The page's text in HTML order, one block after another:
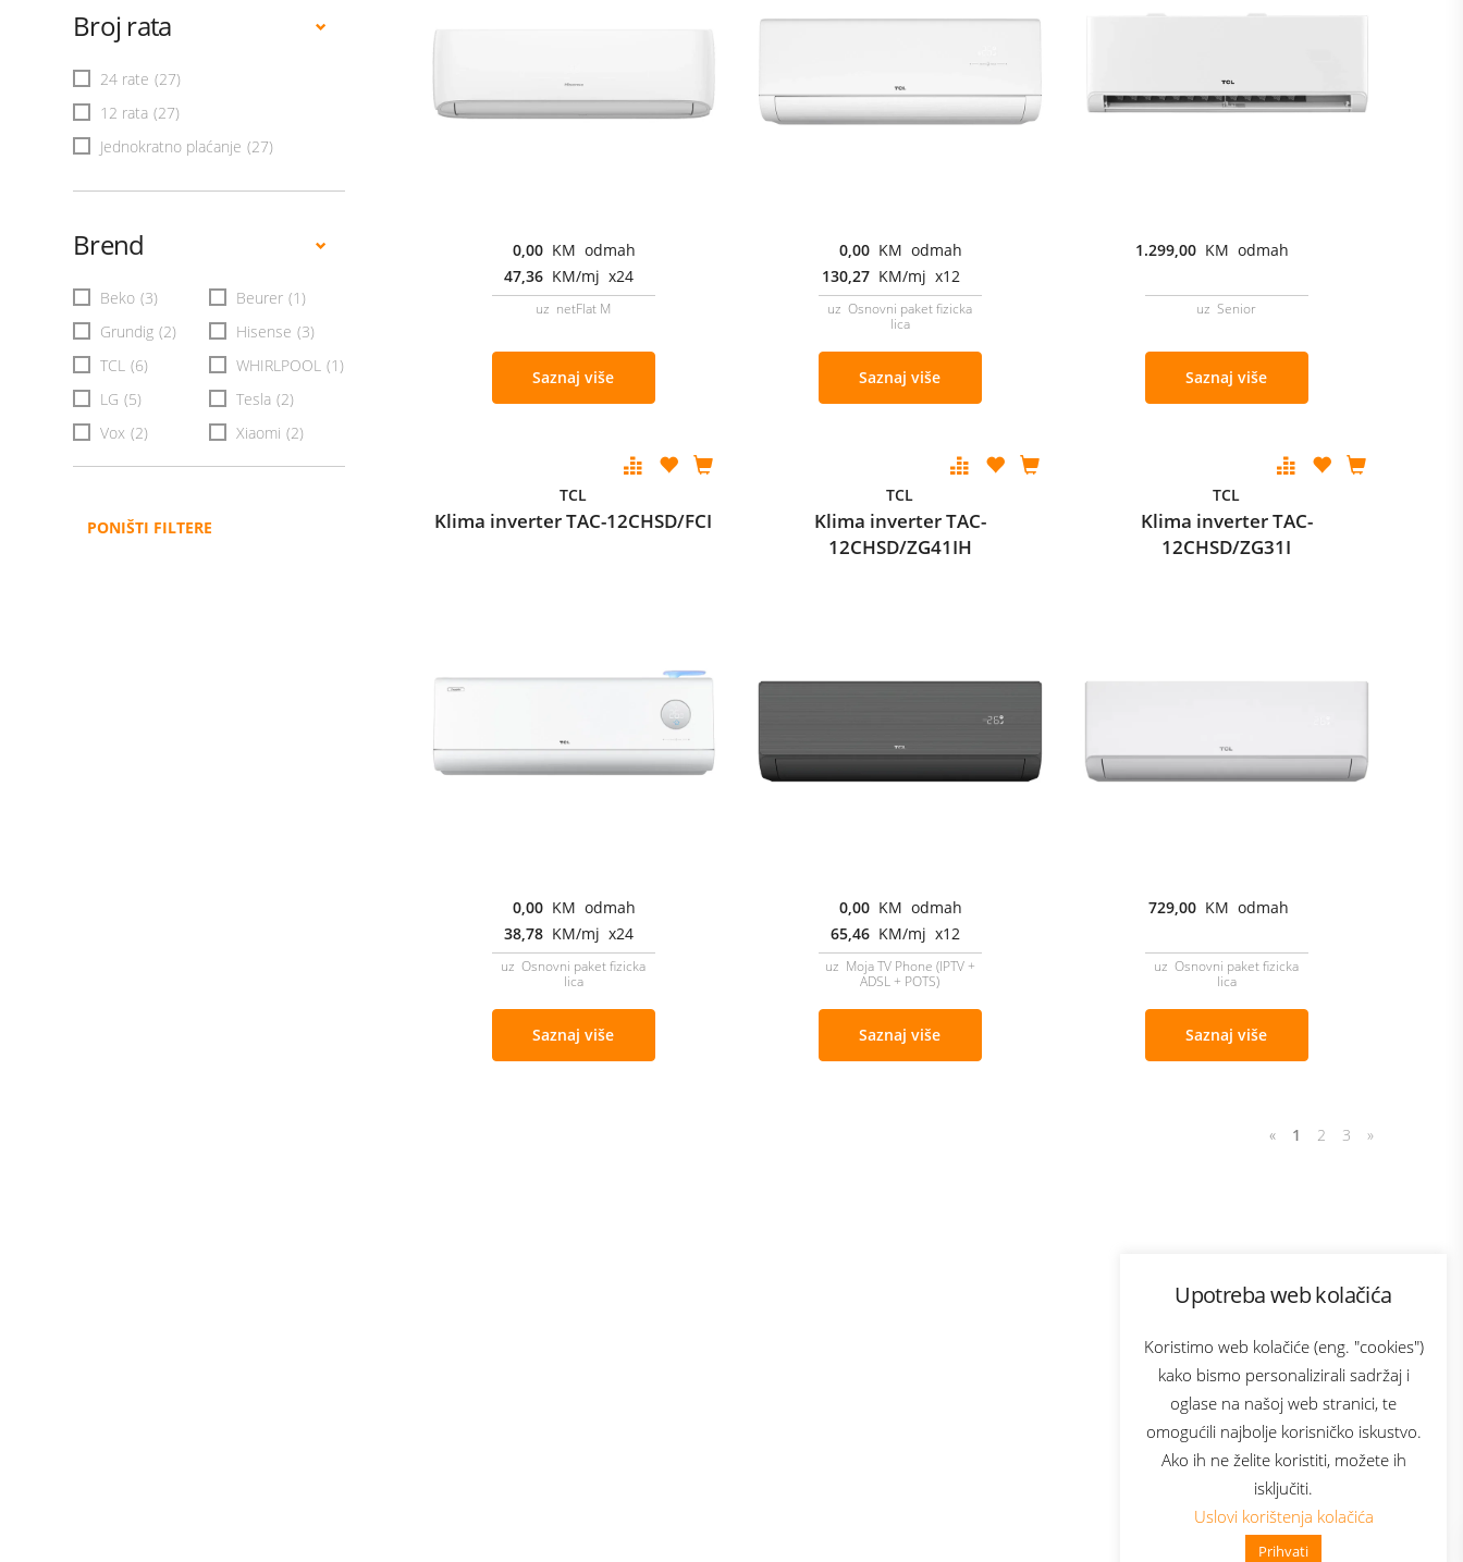
Upotreba web kolačića
Koristimo web kolačiće (eng. "cookies")
kako bismo personalizirali sadržaj i
oglase na našoj web stranici, te
omogućili najbolje korisničko iskustvo.
Ako ih ne želite koristiti, možete ih
isključiti.
Uslovi korištenja kolačića
Prihvati
👋 Zdravo, kako mogu pomoći?
Broj rata
24 rate (27)
12 rata (27)
Jednokratno plaćanje (27)
Brend
Beko (3) Beurer (1)
Grundig (2) Hisense (3)
TCL (6) WHIRLPOOL (1)
LG (5) Tesla (2)
Vox (2) Xiaomi (2)
PONIŠTI FILTERE
0,00 KM odmah
47,36 KM/mj x24
uz netFlat M
Saznaj više
0,00 KM odmah
130,27 KM/mj x12
uz Osnovni paket fizicka
lica
Saznaj više
1.299,00 KM odmah
uz Senior
Saznaj više
TCL
Klima inverter TAC-12CHSD/FCI
0,00 KM odmah
38,78 KM/mj x24
uz Osnovni paket fizicka
lica
Saznaj više
TCL
Klima inverter TAC-
12CHSD/ZG41IH
0,00 KM odmah
65,46 KM/mj x12
uz Moja TV Phone (IPTV +
ADSL + POTS)
Saznaj više
TCL
Klima inverter TAC-
12CHSD/ZG31I
729,00 KM odmah
uz Osnovni paket fizicka
lica
Saznaj više
« 1 2 3 »
Bonus plus
Prijava za newsletter